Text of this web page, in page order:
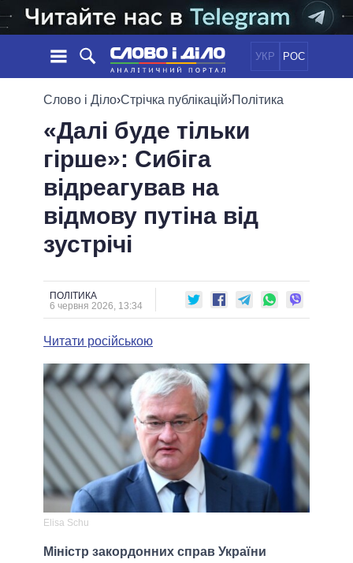
УКР РОС
НОВИНИ
СТРІЧКА
ПОДІЇ
СТАТТІ
ДУМКИ
ОГЛЯДИ
ДАЙДЖЕСТИ
ПОЛІТИКА
ЕКОНОМІКА
СУСПІЛЬСТВО
ОБIЦЯНКИ
ПОЛIТИКИ
УСІ ПОЛІТИКИ
ПРЕЗИДЕНТ І ОФІС
ВЕРХОВНА РАДА
ГОЛОВИ ОБЛАДМІНІСТРАЦІЙ
МЕРИ МІСТ
ВСІ ПЕРСОНИ
ІНФОГРАФІКА
ПОРІВНЯННЯ ПОЛІТИКІВ
Слово і Діло›Стрічка публікацій›Політика
«Далі буде тільки
гірше»: Сибіга
відреагував на
відмову путіна від
зустрічі
ПОЛІТИКА
6 червня 2026, 13:34
Читати російською
Elisa Schu
Міністр закордонних справ України